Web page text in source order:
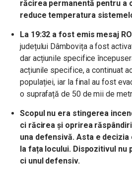
răcirea permanentă pentru a
reduce temperatura
La 19:32 a fost emis mesaj
județului Dâmbovița a fost
dar acțiunile specifice
acțiunile specifice, a continuat
populației, iar la final au fost
o suprafață de 50 de mii de
Scopul nu era stingerea
ci răcirea și oprirea
una defensivă. Asta e
la fața locului. Dispozitivul nu
ci unul defensiv.